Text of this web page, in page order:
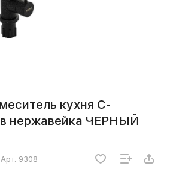
кухня С-
нержавейка ЧЕРНЫЙ
Арт. 9308